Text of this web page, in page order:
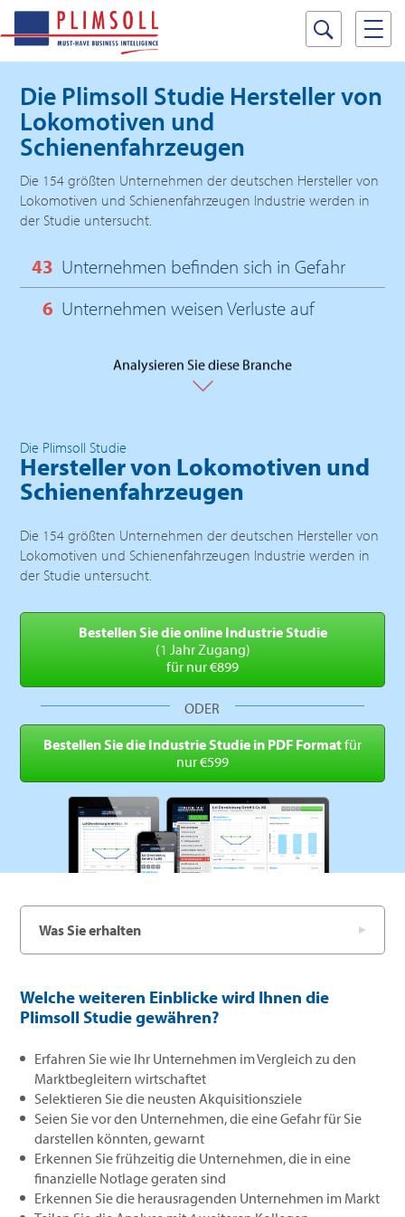
Die Plimsoll Studie Hersteller von
Lokomotiven und
Schienenfahrzeugen
Die 154 größten Unternehmen der deutschen Hersteller von
Lokomotiven und Schienenfahrzeugen Industrie werden in
der Studie untersucht.
43 Unternehmen befinden sich in Gefahr
6 Unternehmen weisen Verluste auf
Analysieren Sie diese Branche
Die Plimsoll Studie
Hersteller von Lokomotiven und
Schienenfahrzeugen
Die 154 größten Unternehmen der deutschen Hersteller von
Lokomotiven und Schienenfahrzeugen Industrie werden in
der Studie untersucht.
Bestellen Sie die online Industrie Studie
(1 Jahr Zugang)
für nur €899
ODER
Bestellen Sie die IndustrieStudie in PDF Formatfür
nur €599
Was Sie erhalten
Welche weiteren Einblicke wird Ihnen die
Plimsoll Studie gewähren?
Erfahren Sie wie Ihr Unternehmen im Vergleich zu den
Marktbegleitern wirtschaftet
Selektieren Sie die neusten Akquisitionsziele
Seien Sie vor den Unternehmen, die eine Gefahr für Sie
darstellen könnten, gewarnt
Erkennen Sie frühzeitig die Unternehmen, die in eine
finanzielle Notlage geraten sind
Erkennen Sie die herausragenden Unternehmen im Markt